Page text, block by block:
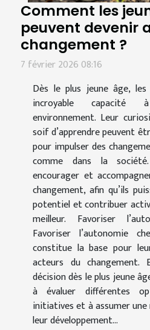
Comment les
peuvent devenir
changement ?
7 février 2026 08:16
Dès le plus jeune âge,
incroyable capacité
environnement. Leur
soif d’apprendre peuvent
pour impulser des
comme dans la
encourager et
changement, afin qu’ils
potentiel et contribuer
meilleur. Favoriser
Favoriser l’autonomie
constitue la base pour
acteurs du changement.
décision dès le plus jeune
à évaluer différentes
initiatives et à assumer
leur développement...